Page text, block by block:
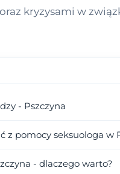
kryzysami w
- Pszczyna
z pomocy seksuologa w
- dlaczego warto?